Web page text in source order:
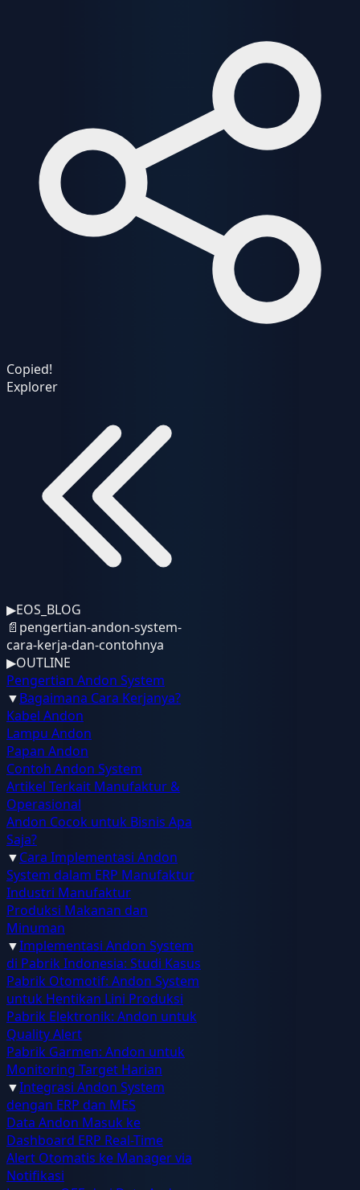
Copied!
Explorer
▶EOS_BLOG
📄 pengertian-andon-system-
cara-kerja-dan-contohnya
▶OUTLINE
Pengertian Andon System
▼Bagaimana Cara Kerjanya?
Kabel Andon
Lampu Andon
Papan Andon
Contoh Andon System
Artikel Terkait Manufaktur &
Operasional
Andon Cocok untuk Bisnis Apa
Saja?
▼Cara Implementasi Andon
System dalam ERP Manufaktur
Industri Manufaktur
Produksi Makanan dan
Minuman
▼Implementasi Andon System
di Pabrik Indonesia: Studi Kasus
Pabrik Otomotif: Andon System
untuk Hentikan Lini Produksi
Pabrik Elektronik: Andon untuk
Quality Alert
Pabrik Garmen: Andon untuk
Monitoring Target Harian
▼Integrasi Andon System
dengan ERP dan MES
Data Andon Masuk ke
Dashboard ERP Real-Time
Alert Otomatis ke Manager via
Notifikasi